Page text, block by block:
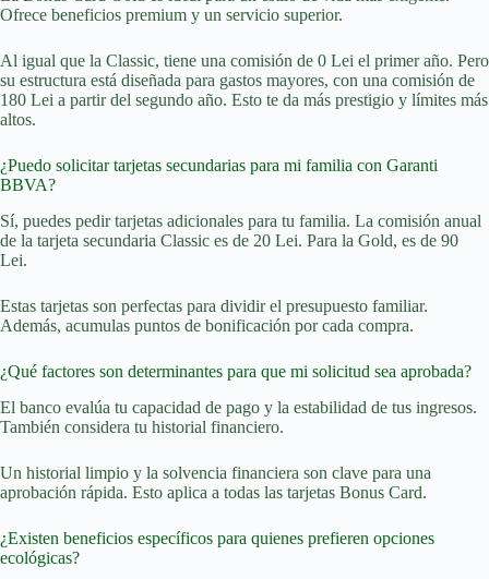
Ofrece beneficios premium y un servicio superior.
Al igual que la Classic, tiene una comisión de 0 Lei el primer año. Pero
su estructura está diseñada para gastos mayores, con una comisión de
180 Lei a partir del segundo año. Esto te da más prestigio y límites más
altos.
¿Puedo solicitar tarjetas secundarias para mi familia con Garanti
BBVA?
Sí, puedes pedir tarjetas adicionales para tu familia. La comisión anual
de la tarjeta secundaria Classic es de 20 Lei. Para la Gold, es de 90
Lei.
Estas tarjetas son perfectas para dividir el presupuesto familiar.
Además, acumulas puntos de bonificación por cada compra.
¿Qué factores son determinantes para que mi solicitud sea aprobada?
El banco evalúa tu capacidad de pago y la estabilidad de tus ingresos.
También considera tu historial financiero.
Un historial limpio y la solvencia financiera son clave para una
aprobación rápida. Esto aplica a todas las tarjetas Bonus Card.
¿Existen beneficios específicos para quienes prefieren opciones
ecológicas?